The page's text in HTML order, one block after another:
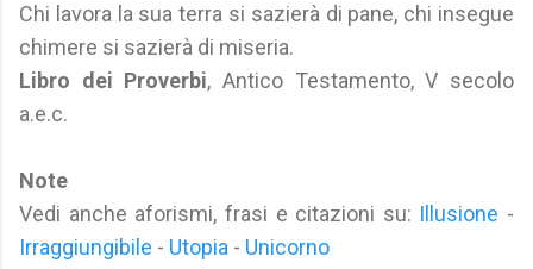
Chi lavora la sua terra si sazierà di pane, chi insegue
chimere si sazierà di miseria.
Libro dei Proverbi, Antico Testamento, V secolo
a.e.c.
Note
Vedi anche aforismi, frasi e citazioni su: Illusione -
Irraggiungibile - Utopia - Unicorno